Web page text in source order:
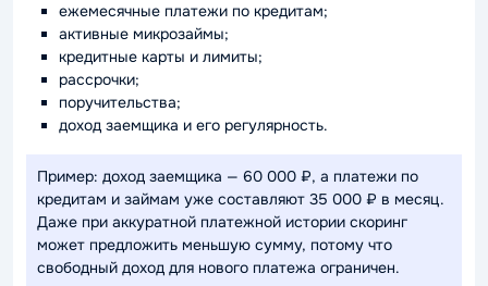
ежемесячные платежи по кредитам;
активные микрозаймы;
кредитные карты и лимиты;
рассрочки;
поручительства;
доход заемщика и его регулярность.
Пример: доход заемщика — 60 000 ₽, а платежи по
кредитам и займам уже составляют 35 000 ₽ в месяц.
Даже при аккуратной платежной истории скоринг
может предложить меньшую сумму, потому что
свободный доход для нового платежа ограничен.